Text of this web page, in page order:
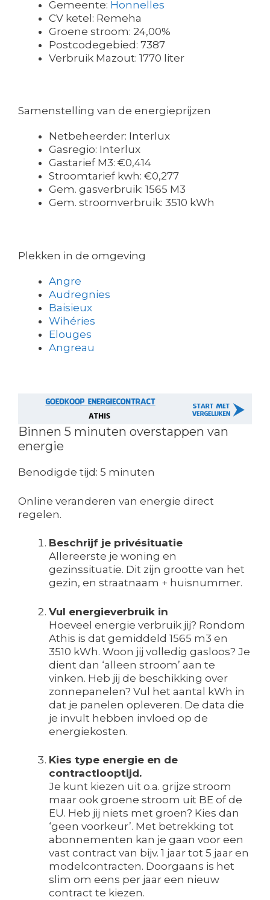
Gemeente: Honnelles
CV ketel: Remeha
Groene stroom: 24,00%
Postcodegebied: 7387
Verbruik Mazout: 1770 liter
Samenstelling van de energieprijzen
Netbeheerder: Interlux
Gasregio: Interlux
Gastarief M3: €0,414
Stroomtarief kwh: €0,277
Gem. gasverbruik: 1565 M3
Gem. stroomverbruik: 3510 kWh
Plekken in de omgeving
Angre
Audregnies
Baisieux
Wihéries
Elouges
Angreau
Binnen 5 minuten overstappen van
energie
Benodigde tijd: 5 minuten
Online veranderen van energie direct
regelen.
Beschrijf je privésituatie
Allereerste je woning en
gezinssituatie. Dit zijn grootte van het
gezin, en straatnaam + huisnummer.
Vul energieverbruik in
Hoeveel energie verbruik jij? Rondom
Athis is dat gemiddeld 1565 m3 en
3510 kWh. Woon jij volledig gasloos? Je
dient dan ‘alleen stroom’ aan te
vinken. Heb jij de beschikking over
zonnepanelen? Vul het aantal kWh in
dat je panelen opleveren. De data die
je invult hebben invloed op de
energiekosten.
Kies type energie en de
contractlooptijd.
Je kunt kiezen uit o.a. grijze stroom
maar ook groene stroom uit BE of de
EU. Heb jij niets met groen? Kies dan
‘geen voorkeur’. Met betrekking tot
abonnementen kan je gaan voor een
vast contract van bijv. 1 jaar tot 5 jaar en
modelcontracten. Doorgaans is het
slim om eens per jaar een nieuw
contract te kiezen.